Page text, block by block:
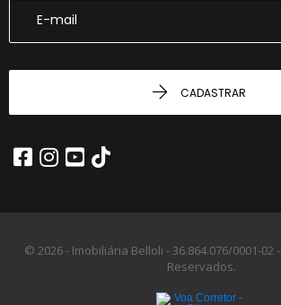
CADASTRAR
© 2026 - Imobiliária Belloli -36.864.076/0001-02 -
Reservados.